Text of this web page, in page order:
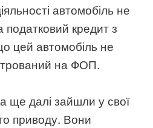
автомобіль не
кредит з
цей автомобіль не
на ФОП.
ще далі зайшли у свої
приводу. Вони